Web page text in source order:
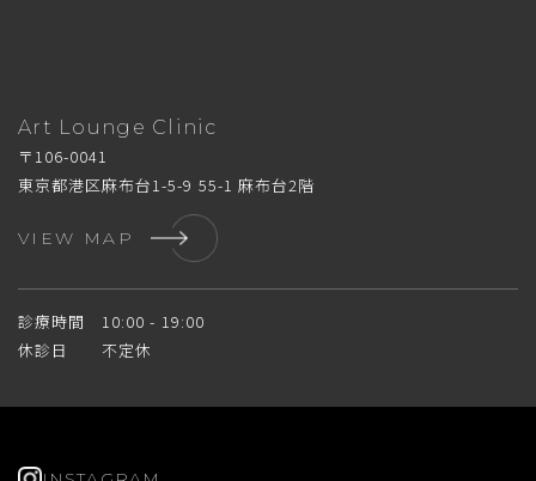
Art Lounge Clinic
〒106-0041
東京都港区麻布台1-5-9 55-1 麻布台2階
VIEW MAP
診療時間 10:00 - 19:00
休診日 不定休